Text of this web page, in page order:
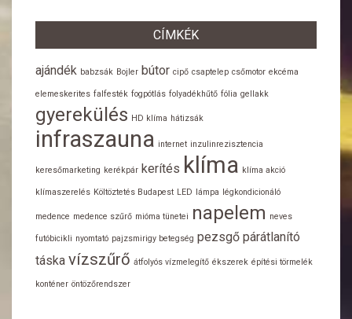
CÍMKÉK
ajándék babzsák Bojler bútor cipő csaptelep csőmotor ekcéma
elemeskerites falfesték fogpótlás folyadékhűtő fólia gellakk
gyerekülés HD klíma hátizsák
infraszauna internet inzulinrezisztencia
keresőmarketing kerékpár kerítés klíma klíma akció
klímaszerelés Költöztetés Budapest LED lámpa légkondicionáló
medence medence szűrő mióma tünetei napelem neves
futóbicikli nyomtató pajzsmirigy betegség pezsgő párátlanító
táska vízszűrő átfolyós vízmelegítő ékszerek építési törmelék
konténer öntözőrendszer